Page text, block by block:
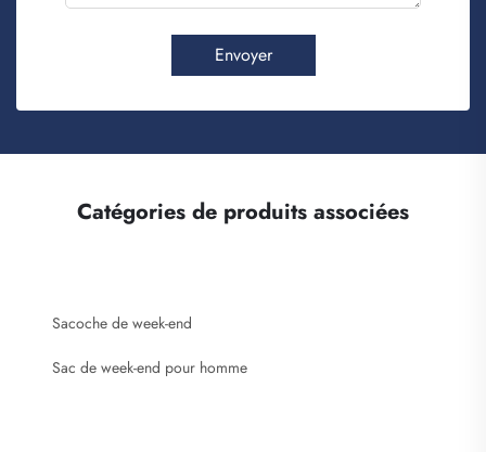
Envoyer
Catégories de produits associées
Sacoche de week-end
Sac de week-end pour homme